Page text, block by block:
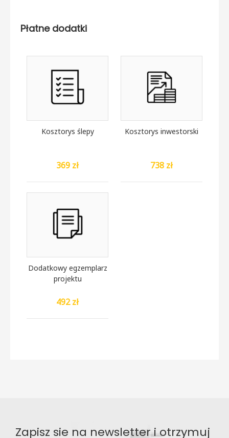
Płatne dodatki
Kosztorys ślepy
369 zł
Kosztorys inwestorski
738 zł
Dodatkowy egzemplarz
projektu
492 zł
Zapisz sie na newsletter i otrzymuj